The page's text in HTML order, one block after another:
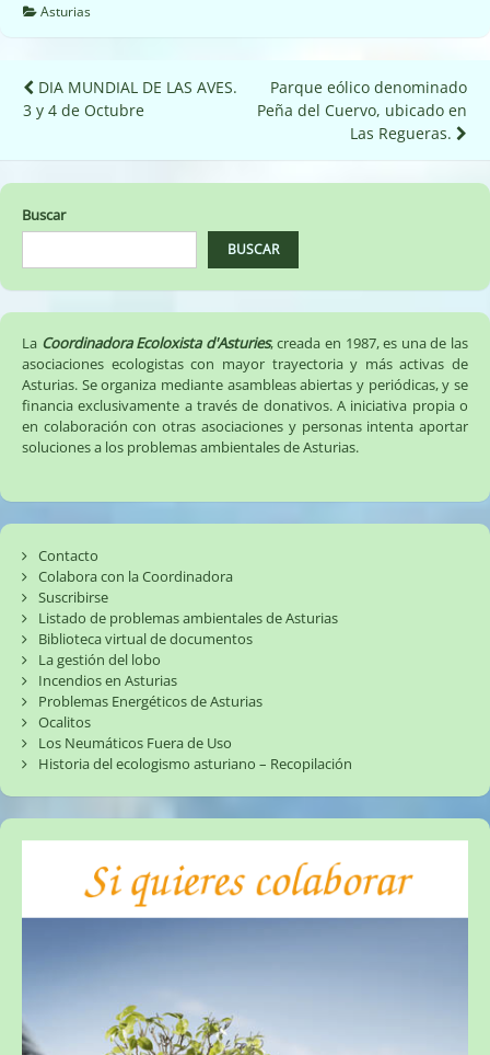
Asturias
Navegación
de
entradas
DIA MUNDIAL DE LAS AVES.
3 y 4 de Octubre
Parque eólico denominado
Peña del Cuervo, ubicado en
Las Regueras.
Buscar
BUSCAR
La Coordinadora Ecoloxista d'Asturies, creada en 1987, es una de las
asociaciones ecologistas con mayor trayectoria y más activas de
Asturias. Se organiza mediante asambleas abiertas y periódicas, y se
financia exclusivamente a través de donativos. A iniciativa propia o
en colaboración con otras asociaciones y personas intenta aportar
soluciones a los problemas ambientales de Asturias.
Contacto
Colabora con la Coordinadora
Suscribirse
Listado de problemas ambientales de Asturias
Biblioteca virtual de documentos
La gestión del lobo
Incendios en Asturias
Problemas Energéticos de Asturias
Ocalitos
Los Neumáticos Fuera de Uso
Historia del ecologismo asturiano – Recopilación